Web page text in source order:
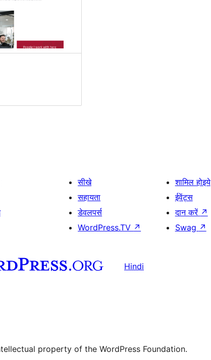
सीखे
सहायता
डेवलपर्स
WordPress.TV ↗
शामिल होइये
ईवेंट्स
दान करें ↗
Swag ↗
Hindi
property of the WordPress Foundation.